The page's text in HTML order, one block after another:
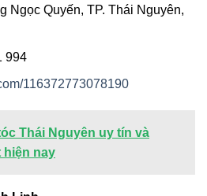
Ngọc Quyến, TP. Thái Nguyên,
994
116372773078190
Thái Nguyên uy tín và
hiện nay